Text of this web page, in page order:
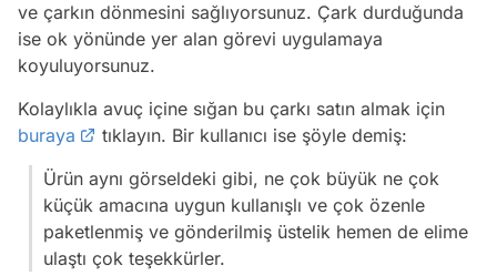
ve çarkın dönmesini sağlıyorsunuz. Çark durduğunda
ise ok yönünde yer alan görevi uygulamaya
koyuluyorsunuz.
Kolaylıkla avuç içine sığan bu çarkı satın almak için
buraya
tıklayın. Bir kullanıcı ise şöyle demiş:
Ürün aynı görseldeki gibi, ne çok büyük ne çok
küçük amacına uygun kullanışlı ve çok özenle
paketlenmiş ve gönderilmiş üstelik hemen de elime
ulaştı çok teşekkürler.